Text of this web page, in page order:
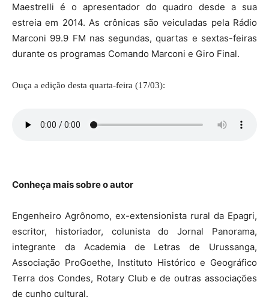
Maestrelli é o apresentador do quadro desde a sua
estreia em 2014. As crônicas são veiculadas pela Rádio
Marconi 99.9 FM nas segundas, quartas e sextas-feiras
durante os programas Comando Marconi e Giro Final.
Ouça a edição desta quarta-feira (17/03):
Conheça mais sobre o autor
Engenheiro Agrônomo, ex-extensionista rural da Epagri,
escritor, historiador, colunista do Jornal Panorama,
integrante da Academia de Letras de Urussanga,
Associação ProGoethe, Instituto Histórico e Geográfico
Terra dos Condes, Rotary Club e de outras associações
de cunho cultural.